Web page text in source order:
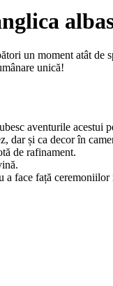
un moment atât de
unică!
aventurile acestui
dar și ca decor în
de rafinament.
a face față ceremoniilor